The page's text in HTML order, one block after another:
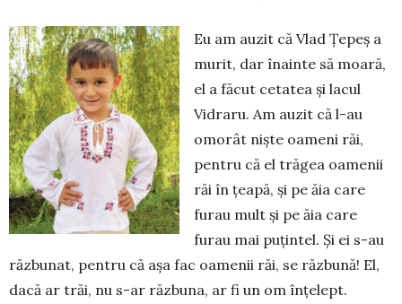
Eu am auzit că Vlad Țe­peș a
murit, dar înainte să moară,
el a făcut cetatea și lacul
Vidraru. Am au­zit că l-au
omorât niște oa­meni răi,
pentru că el trăgea oamenii
răi în țeapă, și pe ăia care
furau mult și pe ăia care
furau mai puțintel. Și ei s-au
răzbunat, pentru că așa fac oamenii răi, se răzbună! El,
dacă ar trăi, nu s-ar răzbuna, ar fi un om înțelept.